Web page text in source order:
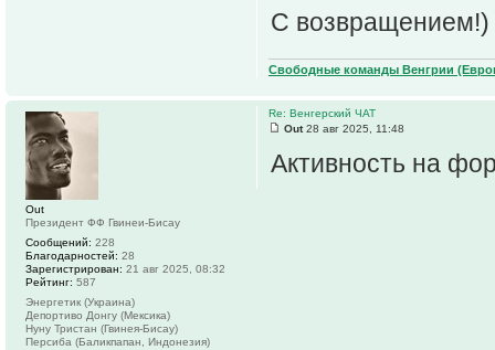
С
Свободные команды Венгрии
Re: Венгерский ЧАТ
Out28 авг 2025, 11:48
Активность на
Out
Президент ФФ Гвинеи-Бисау
Сообщений: 228
Благодарностей: 28
Зарегистрирован: 21 авг 2025, 08:32
Рейтинг: 587
Энергетик (Украина)
Депортиво Донгу (Мексика)
Нуну Тристан (Гвинея-Бисау)
Персиба (Баликпапан, Индонезия)